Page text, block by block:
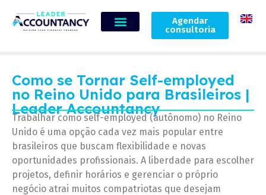
Agendar
consultoria
Como se Tornar Self-employed
no Reino Unido para Brasileiros |
Leader Accountancy
Trabalhar como self-employed (autônomo) no Reino
Unido é uma opção cada vez mais popular entre
brasileiros que buscam flexibilidade e novas
oportunidades profissionais. A liberdade para escolher
projetos, definir horários e gerenciar o próprio
negócio atrai muitos compatriotas que desejam